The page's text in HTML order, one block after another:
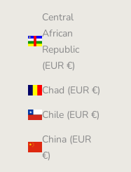
Central
African
Republic
(EUR €)
Chad (EUR €)
Chile (EUR €)
China (EUR
€)